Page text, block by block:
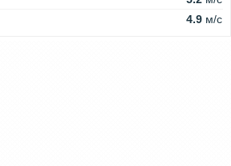
4.9 м/c